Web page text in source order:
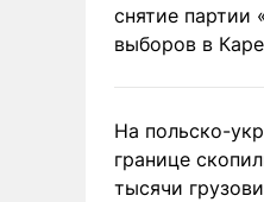
снятие партии
выборов в
На польско-
границе
тысячи